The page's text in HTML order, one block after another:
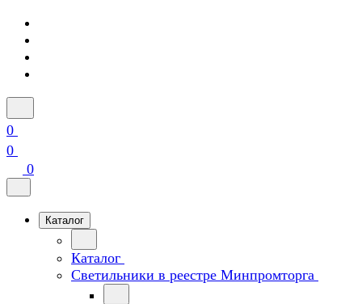
0
0
0
Каталог
Каталог
Светильники в реестре Минпромторга